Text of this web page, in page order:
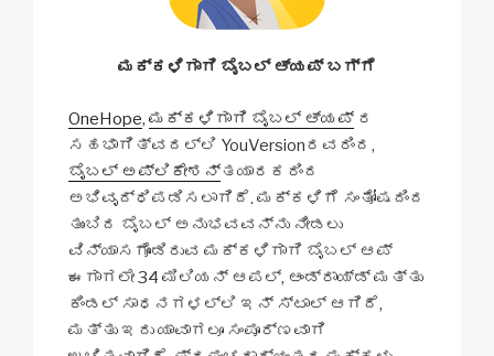
ಮಕ್ಕಳಿಗಾಗಿ ಬೈಬಲ್ ಆ್ಯಪ್ ಬಗ್ಗೆ
OneHope, ಮಕ್ಕಳಿಗಾಗಿ ಬೈಬಲ್ ಆ್ಯಪ್ ರ
ಸಹಭಾಗಿತ್ವದಲ್ಲಿ YouVersionರವರಿಂದ,
ಬೈಬಲ್ ಅಪ್ಲಿಕೇಶನ್ತಯಾರಕರಿಂದ
ಅಭಿವೃದ್ಧಿಪಡಿಸಲಾಗಿದೆ. ಮಕ್ಕಳಿಗೆ ಸಂತೋಷದಿಂದ
ತುಂಬಿದ ಬೈಬಲ್ ಅನುಭವವನ್ನು ನೀಡಲು
ವಿನ್ಯಾಸಗೊಂಡಿರುವ ಮಕ್ಕಳಿಗಾಗಿ ಬೈಬಲ್ ಆಪ್
ಈಗಾಗಲೇ 34 ಮಿಲಿಯನ್ ಆಪಲ್, ಆಂಡ್ರಾಯ್ಡ್ ಮತ್ತು
ಕಿಂಡಲ್ ಸಾಧನಗಳಲ್ಲಿ ಇನ್ ಸ್ಟಾಲ್ ಆಗಿದೆ,
ಮತ್ತು ಇದು ಯಾವಾಗಲೂ ಸಂಪೂರ್ಣವಾಗಿ